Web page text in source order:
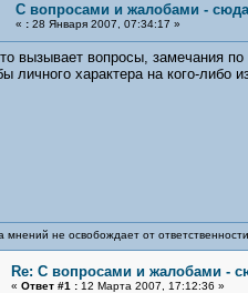
С вопросами и жалобами - сюда
« :28 Января 2007, 07:34:17 »
вызывает вопросы, замечания
личного характера на кого-либо
мнений не освобождает от
Re: С вопросами и жалобами -
« Ответ #1 :12 Марта 2007, 17:12:36 »